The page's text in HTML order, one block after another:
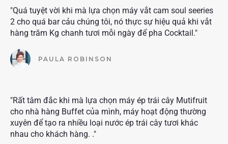
"Quá tuyệt vời khi mà lựa chọn máy vắt cam soul seeries
2 cho quá bar cảu chúng tôi, nó thực sự hiệu quả khi vắt
hàng trăm Kg chanh tươi mỗi ngày để pha Cocktail."
PAULA ROBINSON
"Rất tâm đắc khi mà lựa chọn máy ép trái cây Mutifruit
cho nhà hàng Buffet của mình, máy hoạt động thường
xuyên để tạo ra nhiều loại nước ép trái cây tươi khác
nhau cho khách hàng. ."